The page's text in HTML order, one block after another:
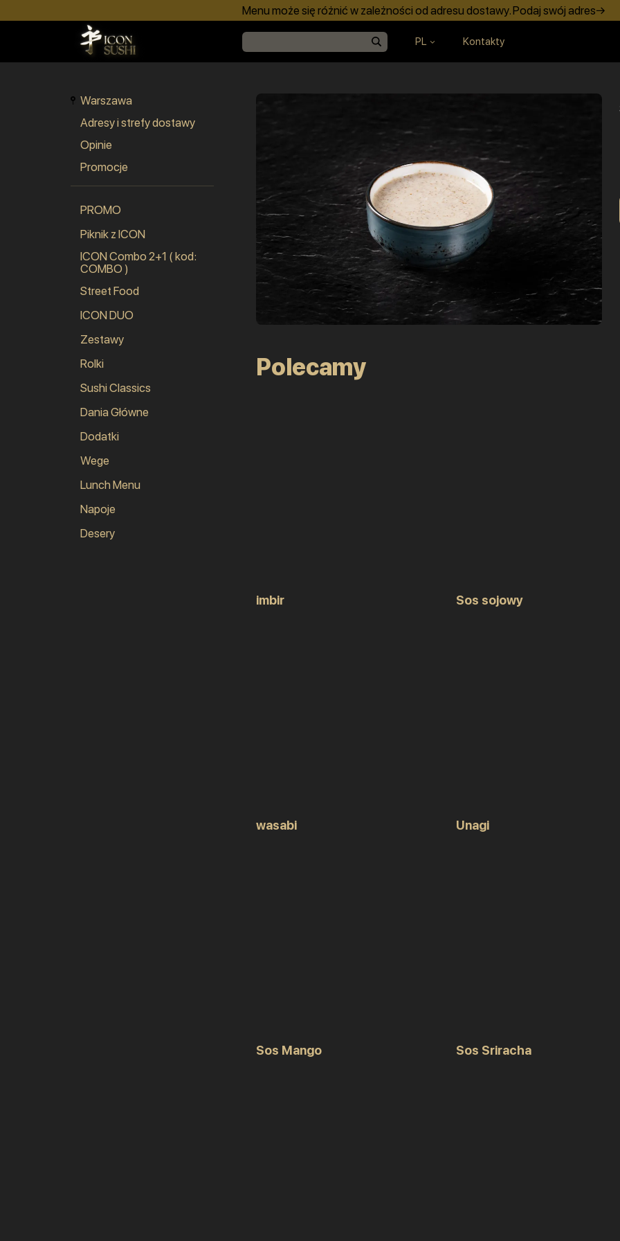
Menu może się różnić w zależności od adresu dostawy. Podaj swój adres→
PL Kontakty
Warszawa
Adresy i strefy dostawy
Opinie
Promocje
PROMO
Piknik z ICON
ICON Combo 2+1 ( kod:
COMBO )
Street Food
ICON DUO
Zestawy
Rolki
Sushi Classics
Dania Główne
Dodatki
Wege
Lunch Menu
Napoje
Desery
Polecamy
imbir Sos sojowy
wasabi Unagi
Sos Mango Sos Sriracha